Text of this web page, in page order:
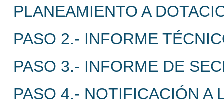
PLANEAMIENTO A
PASO 2.- INFORME
PASO 3.- INFORME DE
PASO 4.- NOTIFICACIÓN A